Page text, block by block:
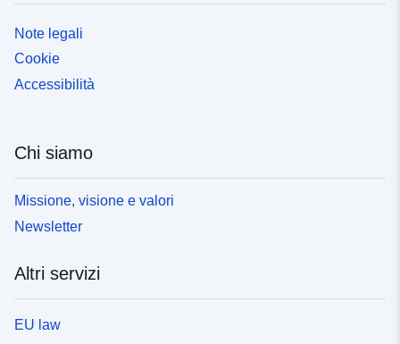
Note legali
Cookie
Accessibilità
Chi siamo
Missione, visione e valori
Newsletter
Altri servizi
EU law